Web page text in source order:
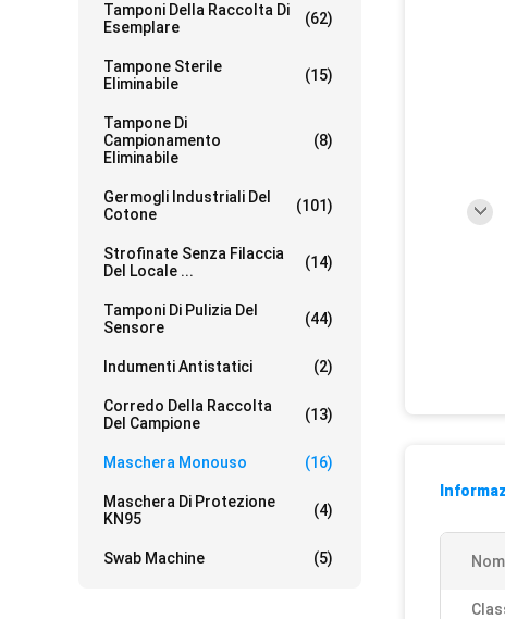
Tamponi Della Raccolta Di
Esemplare
(62)
Tampone Sterile
Eliminabile
(15)
Tampone Di
Campionamento
Eliminabile
(8)
Germogli Industriali Del
Cotone
(101)
Strofinate Senza Filaccia
Del Locale ...
(14)
Tamponi Di Pulizia Del
Sensore
(44)
Indumenti Antistatici (2)
Corredo Della Raccolta
Del Campione
(13)
Maschera Monouso (16)
Maschera Di Protezione
KN95
(4)
Swab Machine (5)